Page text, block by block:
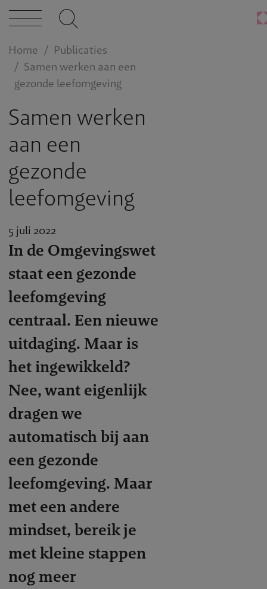
Home
Publicaties
Samen werken aan een
gezonde leefomgeving
Samen werken
aan een
gezonde
leefomgeving
5 juli 2022
In de Omgevingswet
staat een gezonde
leefomgeving
centraal. Een nieuwe
uitdaging. Maar is
het ingewikkeld?
Nee, want eigenlijk
dragen we
automatisch bij aan
een gezonde
leefomgeving. Maar
met een andere
mindset, bereik je
met kleine stappen
nog meer